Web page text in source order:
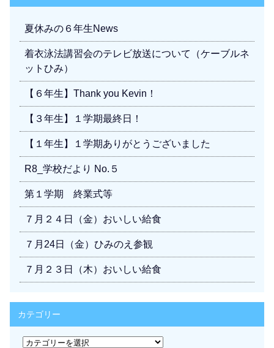
夏休みの６年生News
着衣泳法講習会のテレビ放送について（ケーブルネ
ットひみ）
【６年生】Thank you Kevin！
【３年生】１学期最終日！
【１年生】１学期ありがとうございました
R8_学校だより No.５
第１学期 終業式等
７月２４日（金）おいしい給食
７月24日（金）ひみのえ参観
７月２３日（木）おいしい給食
カテゴリー
カ